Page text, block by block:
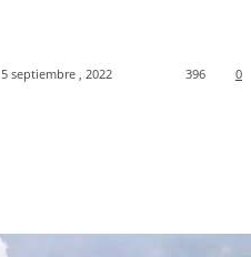
5 septiembre , 2022 0
396